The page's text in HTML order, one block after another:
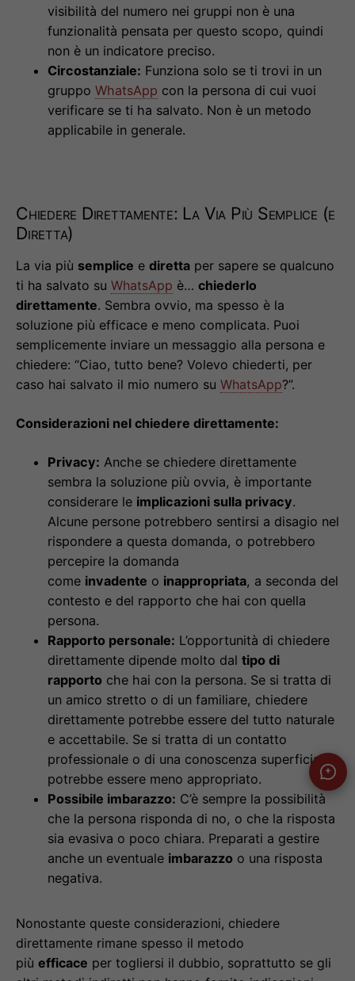
visibilità del numero nei gruppi non è una
funzionalità pensata per questo scopo, quindi
non è un indicatore preciso.
Circostanziale: Funziona solo se ti trovi in un
gruppo WhatsApp con la persona di cui vuoi
verificare se ti ha salvato. Non è un metodo
applicabile in generale.
Chiedere Direttamente: La Via Più Semplice (e
Diretta)
La via più semplice e diretta per sapere se qualcuno
ti ha salvato su WhatsApp è… chiederlo
direttamente. Sembra ovvio, ma spesso è la
soluzione più efficace e meno complicata. Puoi
semplicemente inviare un messaggio alla persona e
chiedere: “Ciao, tutto bene? Volevo chiederti, per
caso hai salvato il mio numero su WhatsApp?”.
Considerazioni nel chiedere direttamente:
Privacy: Anche se chiedere direttamente
sembra la soluzione più ovvia, è importante
considerare le implicazioni sulla privacy.
Alcune persone potrebbero sentirsi a disagio nel
rispondere a questa domanda, o potrebbero
percepire la domanda
come invadente o inappropriata, a seconda del
contesto e del rapporto che hai con quella
persona.
Rapporto personale: L’opportunità di chiedere
direttamente dipende molto dal tipo di
rapporto che hai con la persona. Se si tratta di
un amico stretto o di un familiare, chiedere
direttamente potrebbe essere del tutto naturale
e accettabile. Se si tratta di un contatto
professionale o di una conoscenza superficiale,
potrebbe essere meno appropriato.
Possibile imbarazzo: C’è sempre la possibilità
che la persona risponda di no, o che la risposta
sia evasiva o poco chiara. Preparati a gestire
anche un eventuale imbarazzo o una risposta
negativa.
Nonostante queste considerazioni, chiedere
direttamente rimane spesso il metodo
più efficace per togliersi il dubbio, soprattutto se gli